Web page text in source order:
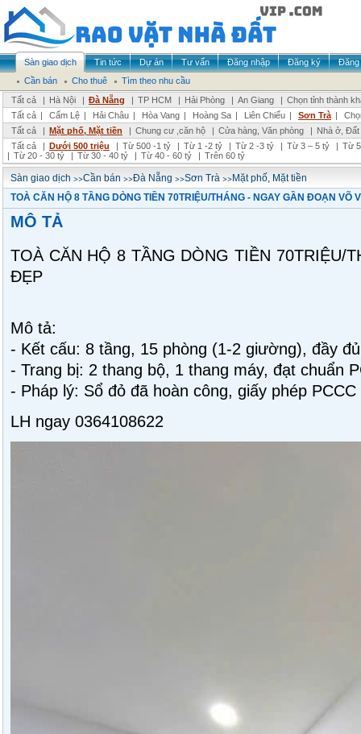
Sàn giao dịch Tin tức Dự án Tư vấn Đăng nhập Đăng ký
Đăng
Cần bán
Cho thuê
Tìm theo nhu cầu
Tất cả
| Hà Nội | Đà Nẵng | TP HCM | Hải Phòng | An Giang | Chọn tỉnh thành
Tất cả | Cẩm Lệ | Hải Châu | Hòa Vang | Hoàng Sa | Liên Chiểu | Sơn Trà |
Tất cả
| Mặt phố, Mặt tiền | Chung cư ,căn hộ | Cửa hàng, Văn phòng | Nhà ở,
Tất cả
| Dưới 500 triệu | Từ 500 -1 tỷ | Từ 1 -2 tỷ | Từ 2 -3 tỷ | Từ 3 – 5 tỷ | Từ
| Từ 20 - 30 tỷ | Từ 30 - 40 tỷ | Từ 40 - 60 tỷ | Trên 60 tỷ
Sàn giao dịch >>Cần bán >>Đà Nẵng >>Sơn Trà >>Mặt phố, Mặt tiền
TOÀ CĂN HỘ 8 TẦNG DÒNG TIỀN 70TRIỆU/THÁNG - NGAY GẦN ĐOẠN VÕ
MÔ TẢ
TOÀ CĂN HỘ 8 TẦNG DÒNG TIỀN 70TRIỆU/
ĐẸP
Mô tả:
- Kết cấu: 8 tầng, 15 phòng (1-2 giường), đầy
- Trang bị: 2 thang bộ, 1 thang máy, đạt chuẩn
- Pháp lý: Sổ đỏ đã hoàn công, giấy phép PCCC
LH ngay 0364108622